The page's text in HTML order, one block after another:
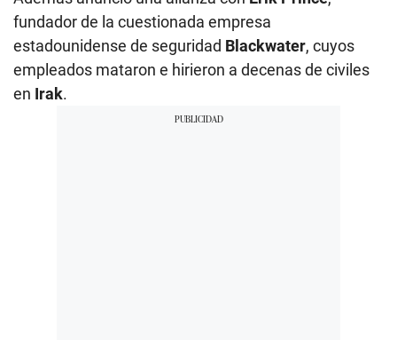
fundador de la cuestionada empresa
estadounidense de seguridad Blackwater, cuyos
empleados mataron e hirieron a decenas de civiles
en Irak.